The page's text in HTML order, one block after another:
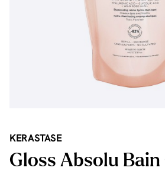
KERASTASE
Gloss Absolu Bain